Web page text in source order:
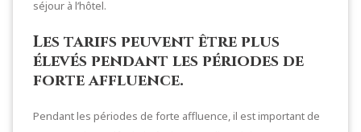
séjour à l’hôtel.
Les tarifs peuvent être plus
élevés pendant les périodes de
forte affluence.
Pendant les périodes de forte affluence, il est important de